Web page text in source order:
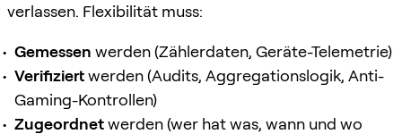
verlassen. Flexibilität muss:
Gemessen werden (Zählerdaten, Geräte-Telemetrie)
Verifiziertwerden (Audits, Aggregationslogik, Anti-
Gaming-Kontrollen)
Zugeordnetwerden (wer hat was, wann und wo